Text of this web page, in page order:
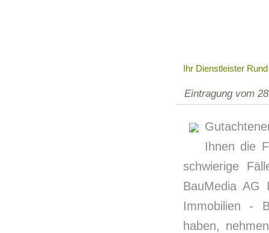
Ihr Dienstleister
Eintragung vom
Ihnen die
schwierige
BauMedia AG
Immobilien -
haben,